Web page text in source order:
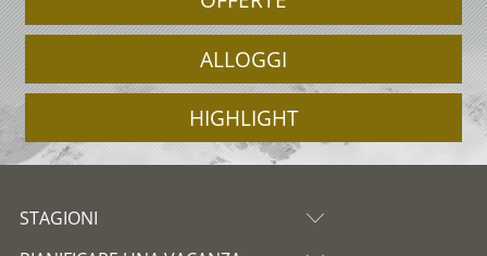
ALLOGGI
HIGHLIGHT
STAGIONI